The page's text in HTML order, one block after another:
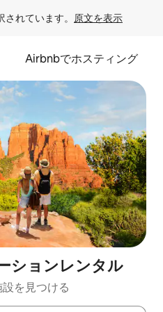
れています。 原文を表示
Airbnbでホスティング
ションレンタル
を見つける